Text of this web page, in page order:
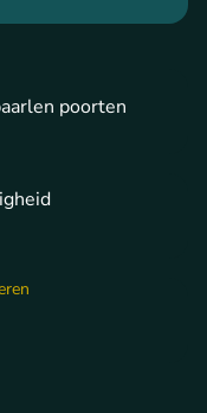
poorten